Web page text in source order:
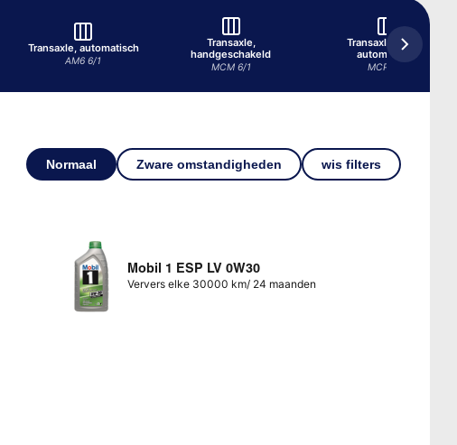
Transaxle, automatisch
AM6 6/1
Transaxle,
handgeschakeld
MCM 6/1
Transaxle, semi-
automatisch
MCP 6/1
Normaal Zware omstandigheden wis filters
Mobil 1 ESP LV 0W30
Ververs elke 30000 km/ 24 maanden